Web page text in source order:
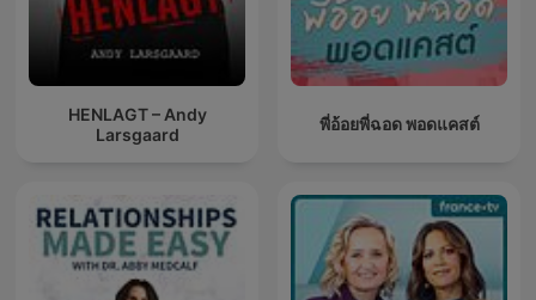
HENLAGT – Andy
Larsgaard
พี่อ้อยพี่ฉอด พอดแคสต์